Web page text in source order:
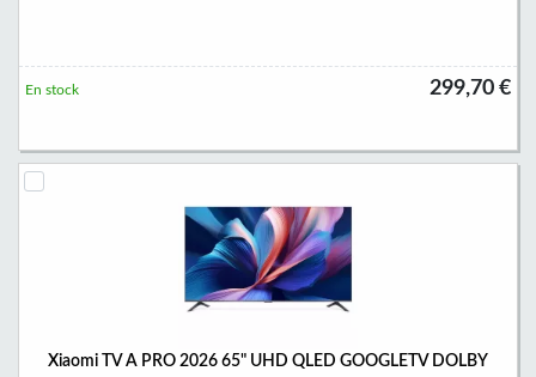
299,70 €
En stock
Xiaomi TV A PRO 2026 65" UHD QLED GOOGLETV DOLBY